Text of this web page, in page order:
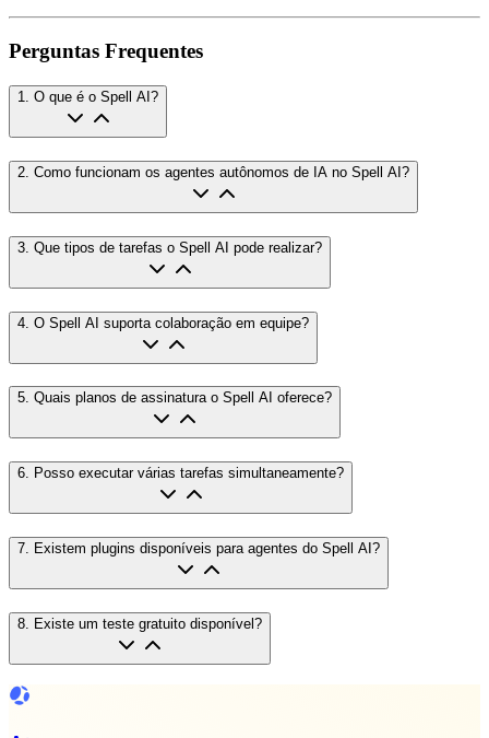
Perguntas Frequentes
1. O que é o Spell AI?
2. Como funcionam os agentes autônomos de IA no Spell AI?
3 Que tipos de tarefas o Spell AI pode realizar?
4 O Spell AI suporta colaboração em equipe?
5. Quais planos de assinatura o Spell AI oferece?
6. Posso executar várias tarefas simultaneamente?
7 Existem plugins disponíveis para agentes do Spell AI?
8 Existe um teste gratuito disponível?